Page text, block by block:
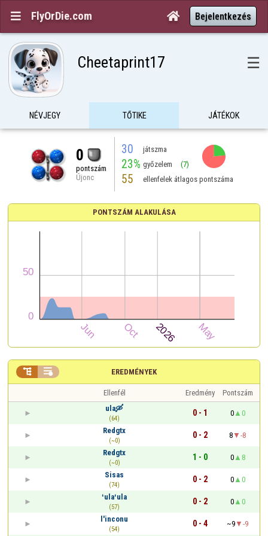
 FlyOrDie.com  Bejelentkezés
Cheetaprint17 ☰
NÉVJEGY TŐTIKE JÁTÉKOK
0
pontszám
Újonc
30 játszma
23% győzelem (7)
55 ellenfelek átlagos pontszáma
PONTSZÁM ALAKULÁSA
EREDMÉNYEK
 
Ellenfél Eredmény
Pontszám
ula🛶
(64)
0 - 1 0
0
Redgtx
(~0)
0 - 2 8
-8
Redgtx
(~0)
1 - 0 0
8
Sisas
(74)
0 - 2 0
0
ʻulaʻula
(57)
0 - 2 0
0
l'inconu
(54)
0 - 4 ~9 -9